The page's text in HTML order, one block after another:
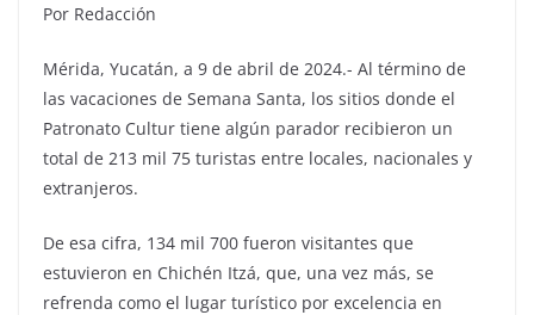
Por Redacción
Mérida, Yucatán, a 9 de abril de 2024.- Al término de
las vacaciones de Semana Santa, los sitios donde el
Patronato Cultur tiene algún parador recibieron un
total de 213 mil 75 turistas entre locales, nacionales y
extranjeros.
De esa cifra, 134 mil 700 fueron visitantes que
estuvieron en Chichén Itzá, que, una vez más, se
refrenda como el lugar turístico por excelencia en